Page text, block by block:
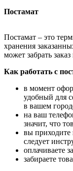
Постамат
Постамат – это
хранения
может забрать
Как работать с
в момент
удобный для
в вашем
на ваш
значит, что
вы приходите
следует
оплачиваете
забираете